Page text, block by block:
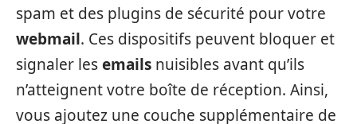
spam et des plugins de sécurité pour votre
webmail. Ces dispositifs peuvent bloquer et
signaler lesemails nuisibles avant qu’ils
n’atteignent votre boîte de réception. Ainsi,
vous ajoutez une couche supplémentaire de